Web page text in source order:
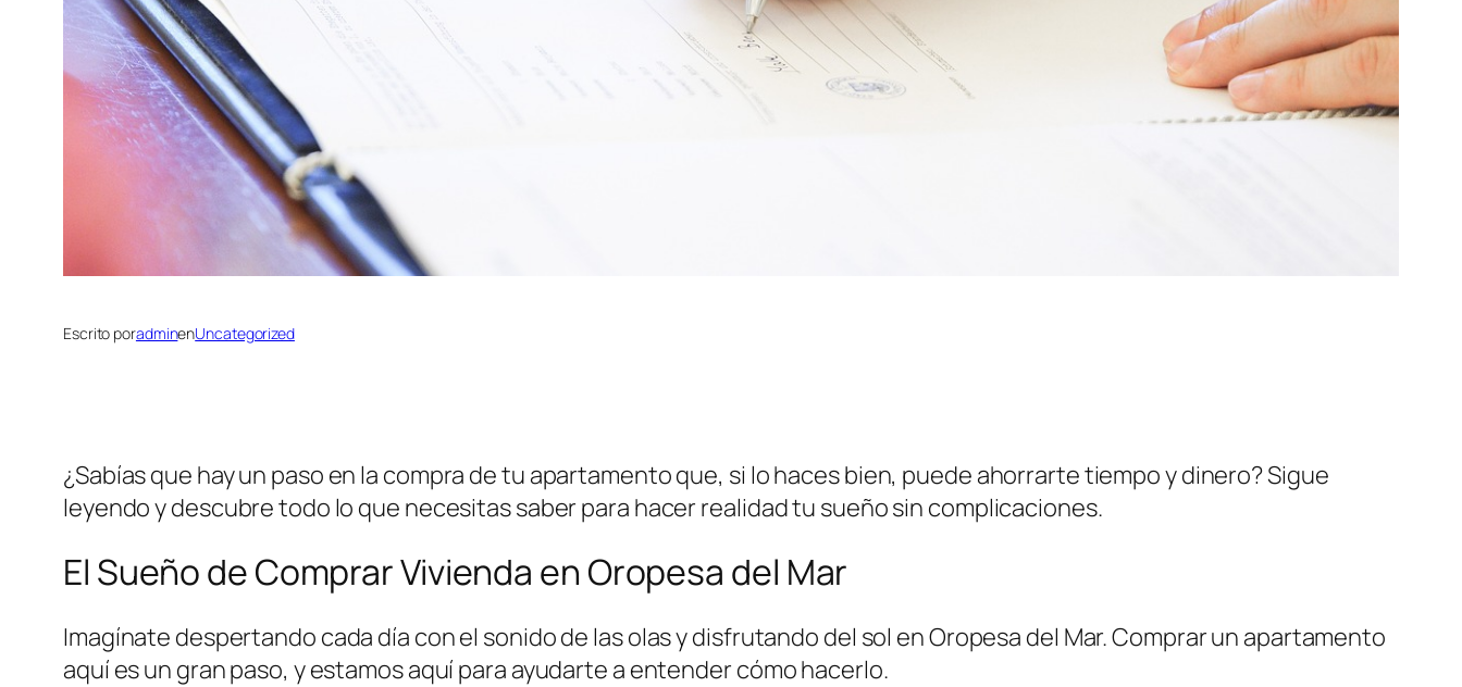
Escrito poradminenUncategorized
¿Sabías que hay un paso en la compra de tu apartamento que, si lo haces bien, puede ahorrarte tiempo y dinero? Sigue
leyendo y descubre todo lo que necesitas saber para hacer realidad tu sueño sin complicaciones.
El Sueño de Comprar Vivienda en Oropesa del Mar
Imagínate despertando cada día con el sonido de las olas y disfrutando del sol en Oropesa del Mar. Comprar un apartamento
aquí es un gran paso, y estamos aquí para ayudarte a entender cómo hacerlo.